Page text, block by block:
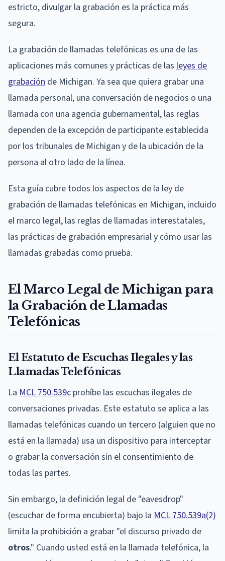
estricto, divulgar la grabación es la práctica más
segura.
La grabación de llamadas telefónicas es una de las
aplicaciones más comunes y prácticas de las leyes de
grabación de Michigan. Ya sea que quiera grabar una
llamada personal, una conversación de negocios o una
llamada con una agencia gubernamental, las reglas
dependen de la excepción de participante establecida
por los tribunales de Michigan y de la ubicación de la
persona al otro lado de la línea.
Esta guía cubre todos los aspectos de la ley de
grabación de llamadas telefónicas en Michigan, incluido
el marco legal, las reglas de llamadas interestatales,
las prácticas de grabación empresarial y cómo usar las
llamadas grabadas como prueba.
El Marco Legal de Michigan para
la Grabación de Llamadas
Telefónicas
El Estatuto de Escuchas Ilegales y las
Llamadas Telefónicas
La MCL 750.539c prohíbe las escuchas ilegales de
conversaciones privadas. Este estatuto se aplica a las
llamadas telefónicas cuando un tercero (alguien que no
está en la llamada) usa un dispositivo para interceptar
o grabar la conversación sin el consentimiento de
todas las partes.
Sin embargo, la definición legal de "eavesdrop"
(escuchar de forma encubierta) bajo la MCL 750.539a(2)
limita la prohibición a grabar "el discurso privado de
otros." Cuando usted está en la llamada telefónica, la